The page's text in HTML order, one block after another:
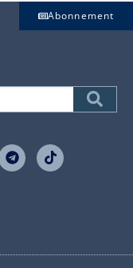
Abonnement